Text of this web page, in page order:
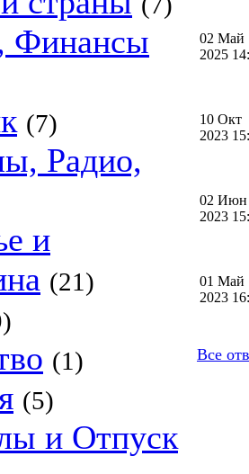
Финансы
(7)
Радио,
и
(21)
(1)
(5)
и Отпуск
02 Май
2025
10 Окт
2023
02 Июн
2023
01 Май
2023
Все